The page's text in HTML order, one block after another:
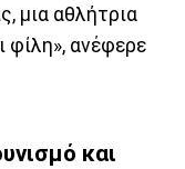
μια αθλήτρια
φίλη», ανέφερε
και